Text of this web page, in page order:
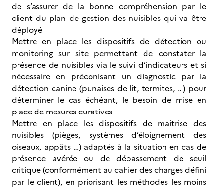
de s’assurer de la bonne compréhension par le
client du plan de gestion des nuisibles qui va être
déployé
Mettre en place les dispositifs de détection ou
monitoring sur site permettant de constater la
présence de nuisibles via le suivi d’indicateurs et si
nécessaire en préconisant un diagnostic par la
détection canine (punaises de lit, termites, …) pour
déterminer le cas échéant, le besoin de mise en
place de mesures curatives
Mettre en place les dispositifs de maitrise des
nuisibles (pièges, systèmes d’éloignement des
oiseaux, appâts …) adaptés à la situation en cas de
présence avérée ou de dépassement de seuil
critique (conformément au cahier des charges défini
par le client), en priorisant les méthodes les moins